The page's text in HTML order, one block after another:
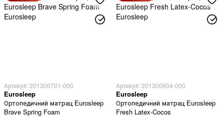
Артикул: 201300701-000
Eurosleep
Ортопедичний матрац Eurosleep
Brave Spring Foam
Артикул: 201300604-000
Eurosleep
Ортопедичний матрац Eurosleep
Fresh Latex-Cocos